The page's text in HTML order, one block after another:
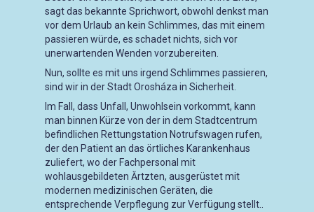
sagt das bekannte Sprichwort, obwohl denkst man
vor dem Urlaub an kein Schlimmes, das mit einem
passieren würde, es schadet nichts, sich vor
unerwartenden Wenden vorzubereiten.
Nun, sollte es mit uns irgend Schlimmes passieren,
sind wir in der Stadt Orosháza in Sicherheit.
Im Fall, dass Unfall, Unwohlsein vorkommt, kann
man binnen Kürze von der in dem Stadtcentrum
befindlichen Rettungstation Notrufswagen rufen,
der den Patient an das örtliches Karankenhaus
zuliefert, wo der Fachpersonal mit
wohlausgebildeten Ărtzten, ausgerüstet mit
modernen medizinischen Geräten, die
entsprechende Verpflegung zur Verfügung stellt..